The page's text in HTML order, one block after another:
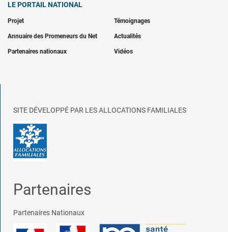
LE PORTAIL NATIONAL
Projet Témoignages
Annuaire des Promeneurs du Net Actualités
Partenaires nationaux Vidéos
SITE DÉVELOPPÉ PAR LES ALLOCATIONS FAMILIALES
Partenaires
Partenaires Nationaux